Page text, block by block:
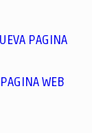
PAGINA
WEB